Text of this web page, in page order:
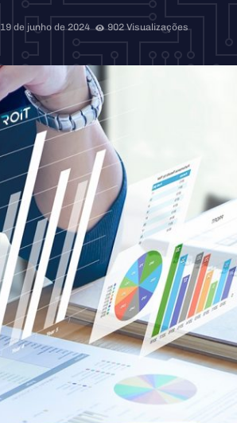
19 de junho de 2024 902 Visualizações